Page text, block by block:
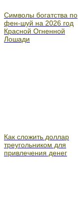
Символы богатства по
фен-шуй на 2026 год
Красной Огненной
Лошади
Как сложить доллар
треугольником для
привлечения денег